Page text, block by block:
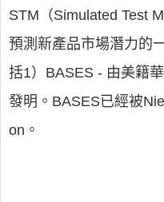
STM（Simulated Test
預測新產品市場潛力的
括1）BASES - 由美籍
發明。BASES已經被
on。